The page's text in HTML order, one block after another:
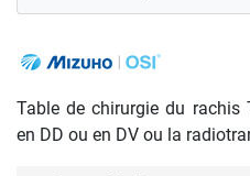
Table de chirurgie du
en DD ou en DV ou la